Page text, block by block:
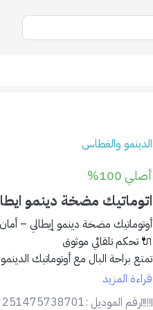
الدينمو والغطاس
أصلي 100%
اتوماتيك مضخة دينمو
أوتوماتيك مضخة دينمو إيطالي –
🔌 تحكم تلقائي موثوق
تمتع براحة البال مع أوتوماتيك
فتح وغلق الصنابير، مما يحافظ على
✅ المميزات:
قراءة المزيد
رقم الموديل :251475738701